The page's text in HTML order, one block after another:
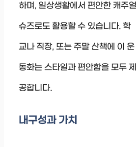
하며, 일상생활에서 편안한 캐주얼
슈즈로도 활용할 수 있습니다. 학
교나 직장, 또는 주말 산책에 이 운
동화는 스타일과 편안함을 모두 제
공합니다.
내구성과 가치